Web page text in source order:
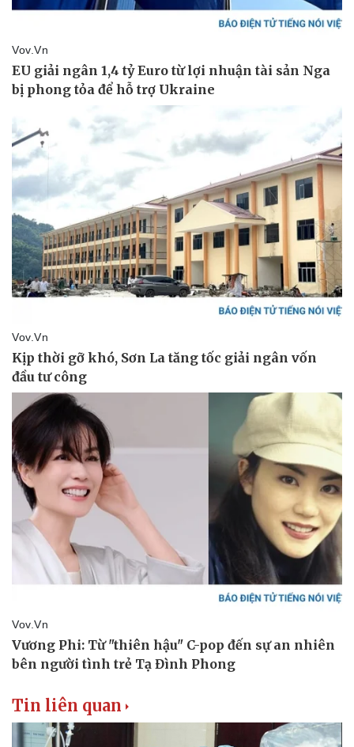
Doanh nghiệp
Thông tin doanh nghiệp
Doanh nhân
Vì cộng đồng
Công nghệ
Sành điệu
Chuyển đổi số
Tin liên quan